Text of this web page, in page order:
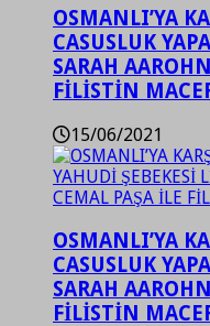
OSMANLI’YA
CASUSLUK
SARAH
FİLİSTİN
15/06/2021
OSMANLI’YA
CASUSLUK
SARAH
FİLİSTİN